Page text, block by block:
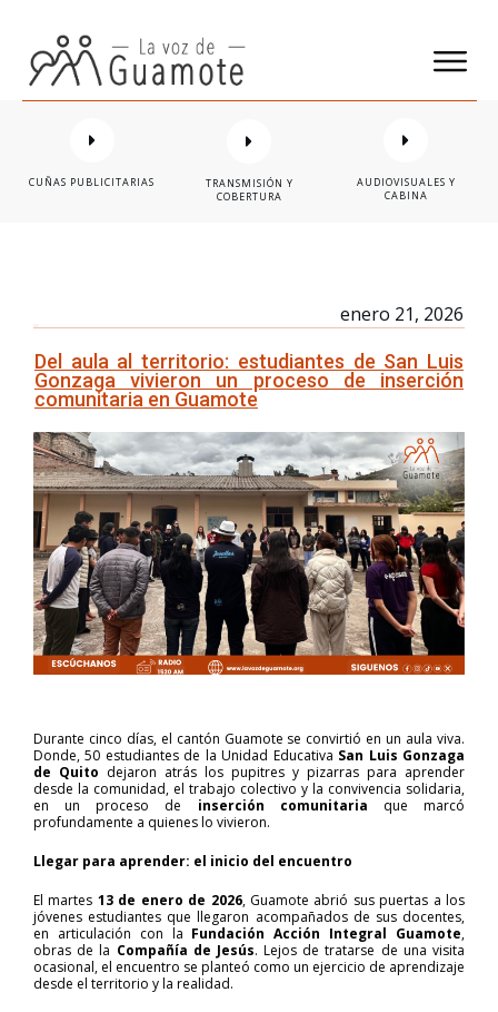
CUÑAS PUBLICITARIAS
TRANSMISIÓN Y
COBERTURA
AUDIOVISUALES Y
CABINA
enero 21, 2026
Del aula al territorio: estudiantes de San Luis
Gonzaga vivieron un proceso de inserción
comunitaria en Guamote
Durante cinco días, el cantón Guamote se convirtió en un aula viva.
Donde, 50 estudiantes de la Unidad Educativa San Luis Gonzaga
de Quito dejaron atrás los pupitres y pizarras para aprender
desde la comunidad, el trabajo colectivo y la convivencia solidaria,
en un proceso de inserción comunitaria que marcó
profundamente a quienes lo vivieron.
Llegar para aprender: el inicio del encuentro
El martes 13 de enero de 2026, Guamote abrió sus puertas a los
jóvenes estudiantes que llegaron acompañados de sus docentes,
en articulación con la Fundación Acción Integral Guamote,
obras de la Compañía de Jesús. Lejos de tratarse de una visita
ocasional, el encuentro se planteó como un ejercicio de aprendizaje
desde el territorio y la realidad.